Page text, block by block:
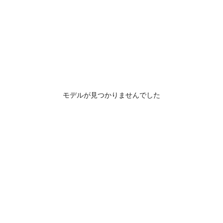
モデルが見つかりませんでした